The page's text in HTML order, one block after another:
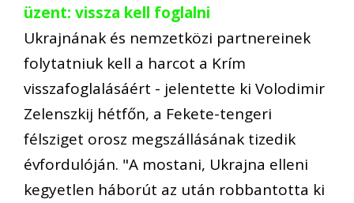
üzent: vissza kell foglalni
Ukrajnának és nemzetközi partnereinek
folytatniuk kell a harcot a Krím
visszafoglalásáért - jelentette ki Volodimir
Zelenszkij hétfőn, a Fekete-tengeri
félsziget orosz megszállásának tizedik
évfordulóján. "A mostani, Ukrajna elleni
kegyetlen háborút az után robbantotta ki